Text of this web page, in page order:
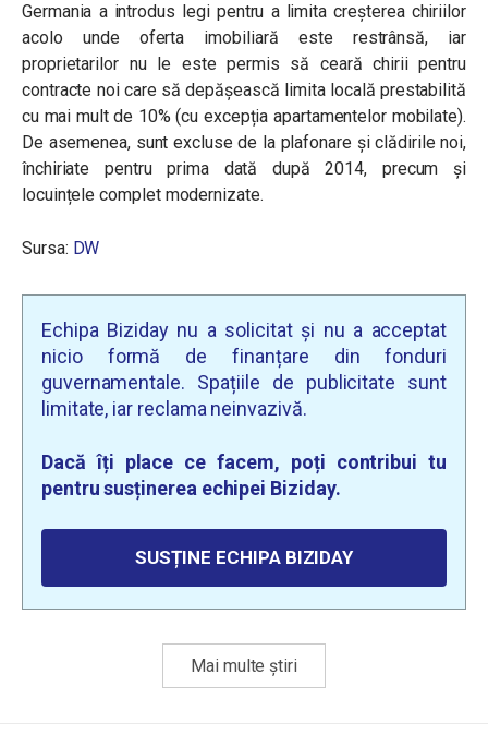
Germania a introdus legi pentru a limita creșterea chiriilor
acolo unde oferta imobiliară este restrânsă, iar
proprietarilor nu le este permis să ceară chirii pentru
contracte noi care să depășească limita locală prestabilită
cu mai mult de 10% (cu excepția apartamentelor mobilate).
De asemenea, sunt excluse de la plafonare și clădirile noi,
închiriate pentru prima dată după 2014, precum și
locuințele complet modernizate.
Sursa: DW
Echipa Biziday nu a solicitat și nu a acceptat
nicio formă de finanțare din fonduri
guvernamentale. Spațiile de publicitate sunt
limitate, iar reclama neinvazivă.
Dacă îți place ce facem, poți contribui tu
pentru susținerea echipei Biziday.
SUSȚINE ECHIPA BIZIDAY
Mai multe știri